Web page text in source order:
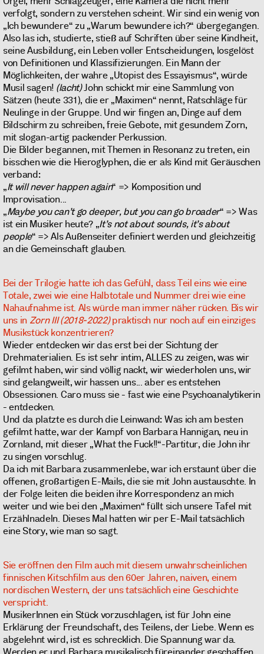
verfolgt, sondern zu verstehen scheint. Wir sind ein wenig von
„Ich bewundere“ zu „Warum bewundere ich?“ übergegangen.
Also las ich, studierte, stieß auf Schriften über seine Kindheit,
seine Ausbildung, ein Leben voller Entscheidungen, losgelöst
von Definitionen und Klassifizierungen. Ein Mann der
Möglichkeiten, der wahre „Utopist des Essayismus“, würde
Musil sagen! (lacht)John schickt mir eine Sammlung von
Sätzen (heute 331), die er „Maximen“ nennt, Ratschläge für
Neulinge in der Gruppe. Und wir fingen an, Dinge auf dem
Bildschirm zu schreiben, freie Gebote, mit gesundem Zorn,
mit slogan-artig packender Perkussion.
Die Bilder begannen, mit Themen in Resonanz zu treten, ein
bisschen wie die Hieroglyphen, die er als Kind mit Geräuschen
verband:
„It will never happen again“ => Komposition und
Improvisation...
„Maybe you can’t go deeper, but you can go broader“ => Was
ist ein Musiker heute? „It’s not about sounds, it’s about
people“ => Als Außenseiter definiert werden und gleichzeitig
an die Gemeinschaft glauben.
Bei der Trilogie hatte ich das Gefühl, dass Teil eins wie eine
Totale, zwei wie eine Halbtotale und Nummer drei wie eine
Nahaufnahme ist. Als würde man immer näher rücken. Bis wir
uns in Zorn III (2018-2022)praktisch nur noch auf ein einziges
Musikstück konzentrieren?
Wieder entdecken wir das erst bei der Sichtung der
Drehmaterialien. Es ist sehr intim, ALLES zu zeigen, was wir
gefilmt haben, wir sind völlig nackt, wir wiederholen uns, wir
sind gelangweilt, wir hassen uns... aber es entstehen
Obsessionen. Caro muss sie - fast wie eine Psychoanalytikerin
- entdecken.
Und da platzte es durch die Leinwand: Was ich am besten
gefilmt hatte, war der Kampf von Barbara Hannigan, neu in
Zornland, mit dieser „What the Fuck!!“-Partitur, die John ihr
zu singen vorschlug.
Da ich mit Barbara zusammenlebe, war ich erstaunt über die
offenen, großartigen E-Mails, die sie mit John austauschte. In
der Folge leiten die beiden ihre Korrespondenz an mich
weiter und wie bei den „Maximen“ füllt sich unsere Tafel mit
Erzählnadeln. Dieses Mal hatten wir per E-Mail tatsächlich
eine Story, wie man so sagt.
Sie eröffnen den Film auch mit diesem unwahrscheinlichen
finnischen Kitschfilm aus den 60er Jahren, naiven, einem
nordischen Western, der uns tatsächlich eine Geschichte
verspricht.
MusikerInnen ein Stück vorzuschlagen, ist für John eine
Erklärung der Freundschaft, des Teilens, der Liebe. Wenn es
abgelehnt wird, ist es schrecklich. Die Spannung war da.